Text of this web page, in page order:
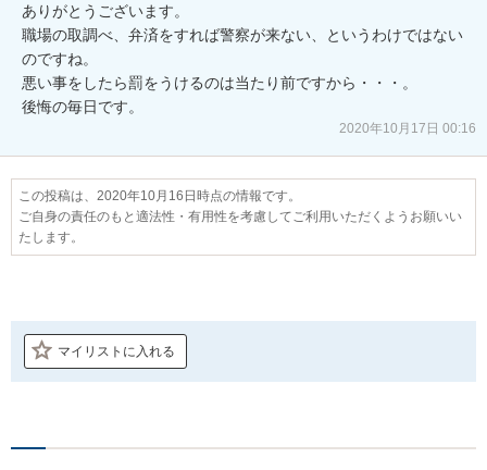
ありがとうございます。
職場の取調べ、弁済をすれば警察が来ない、というわけではない
のですね。
悪い事をしたら罰をうけるのは当たり前ですから・・・。
後悔の毎日です。
2020年10月17日 00:16
この投稿は、2020年10月16日時点の情報です。
ご自身の責任のもと適法性・有用性を考慮してご利用いただくようお願いい
たします。
マイリストに入れる